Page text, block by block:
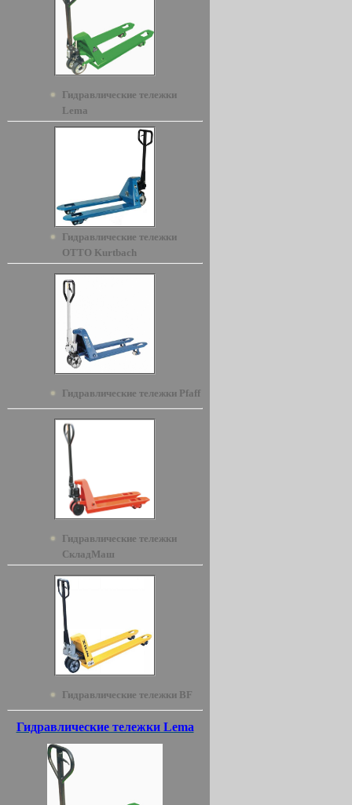
Гидравлические тележки
Lema
Гидравлические тележки
OTTO Kurtbach
Гидравлические тележки Pfaff
Гидравлические тележки
СкладМаш
Гидравлические тележки BF
Гидравлические тележки Lema